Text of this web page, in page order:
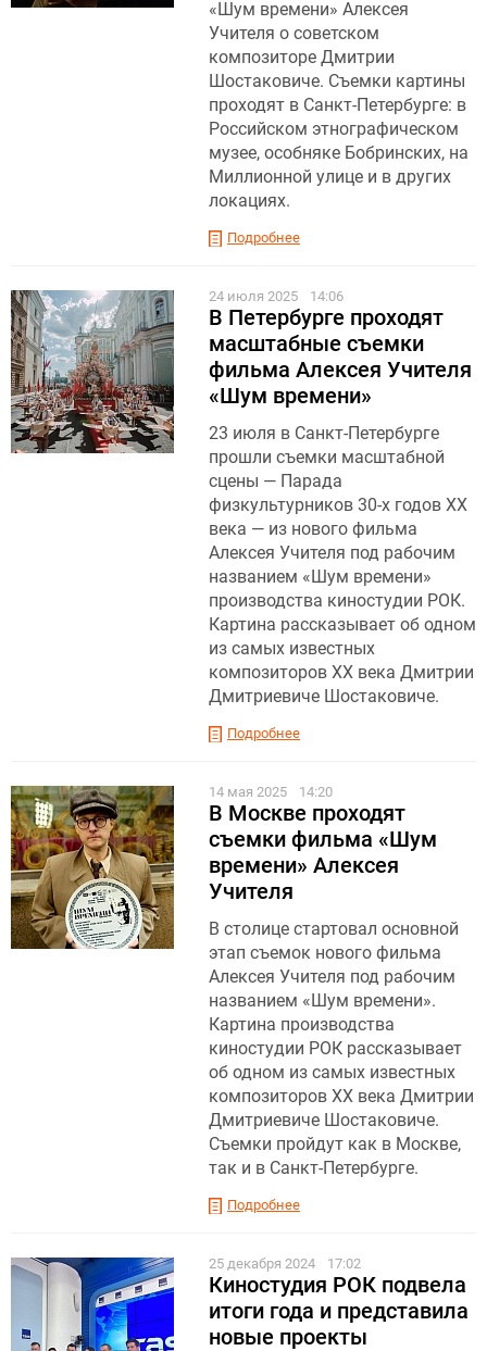
«Шум времени» Алексея
Учителя о советском
композиторе Дмитрии
Шостаковиче. Съемки картины
проходят в Санкт-Петербурге: в
Российском этнографическом
музее, особняке Бобринских, на
Миллионной улице и в других
локациях.
Подробнее
24 июля 2025 14:06
В Петербурге проходят
масштабные съемки
фильма Алексея Учителя
«Шум времени»
23 июля в Санкт-Петербурге
прошли съемки масштабной
сцены — Парада
физкультурников 30-х годов XX
века — из нового фильма
Алексея Учителя под рабочим
названием «Шум времени»
производства киностудии РОК.
Картина рассказывает об одном
из самых известных
композиторов XX века Дмитрии
Дмитриевиче Шостаковиче.
Подробнее
14 мая 2025 14:20
В Москве проходят
съемки фильма «Шум
времени» Алексея
Учителя
В столице стартовал основной
этап съемок нового фильма
Алексея Учителя под рабочим
названием «Шум времени».
Картина производства
киностудии РОК рассказывает
об одном из самых известных
композиторов XX века Дмитрии
Дмитриевиче Шостаковиче.
Съемки пройдут как в Москве,
так и в Санкт-Петербурге.
Подробнее
25 декабря 2024 17:02
Киностудия РОК подвела
итоги года и представила
новые проекты